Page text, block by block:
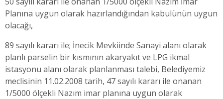
Planına uygun olarak hazırlandığından kabulünün uygun
olacağı,
89 sayılı kararı ile; İnecik Mevkiinde Sanayi alanı olarak
planlı parselin bir kısmının akaryakıt ve LPG ikmal
istasyonu alanı olarak planlanması talebi, Belediyemiz
meclisinin 11.02.2008 tarih, 47 sayılı kararı ile onanan
1/5000 ölçekli Nazım imar planına uygun olarak